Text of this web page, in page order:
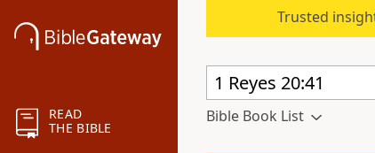
READ
THE BIBLE
Trusted
Bible Book List